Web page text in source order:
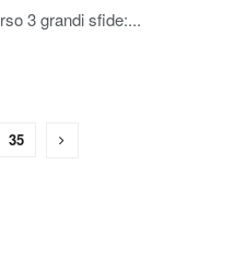
3 grandi sfide:...
35